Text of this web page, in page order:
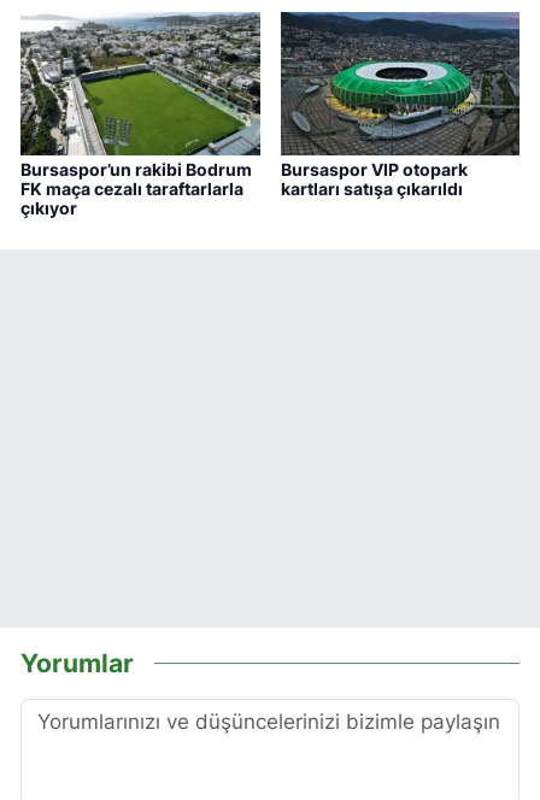
Bursaspor’un rakibi Bodrum
FK maça cezalı taraftarlarla
çıkıyor
Bursaspor VIP otopark
kartları satışa çıkarıldı
Yorumlar